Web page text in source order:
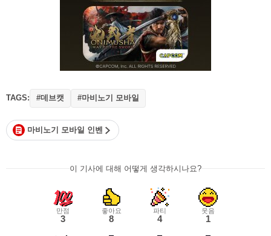
TAGS: #데브캣 #마비노기 모바일
마비노기 모바일 인벤
이 기사에 대해 어떻게 생각하시나요?
만점
3
좋아요
8
파티
4
웃음
1